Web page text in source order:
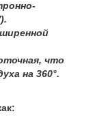
что
на 360°.